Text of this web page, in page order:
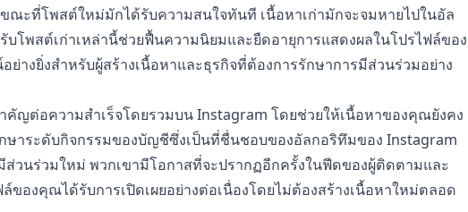
ขณะที่โพสต์ใหม่มักได้รับความสนใจทันที เนื้อหาเก่ามักจะจมหายไปในอัล
โพสต์เก่าเหล่านี้ช่วยฟื้นความนิยมและยืดอายุการแสดงผลในโปรไฟล์ของ
างยิ่งสำหรับผู้สร้างเนื้อหาและธุรกิจที่ต้องการรักษาการมีส่วนร่วมอย่าง
คัญต่อความสำเร็จโดยรวมบน Instagram โดยช่วยให้เนื้อหาของคุณยังคง
กษาระดับกิจกรรมของบัญชีซึ่งเป็นที่ชื่นชอบของอัลกอริทึมของ Instagram
ส่วนร่วมใหม่ พวกเขามีโอกาสที่จะปรากฏอีกครั้งในฟีดของผู้ติดตามและ
ของคุณได้รับการเปิดเผยอย่างต่อเนื่องโดยไม่ต้องสร้างเนื้อหาใหม่ตลอด